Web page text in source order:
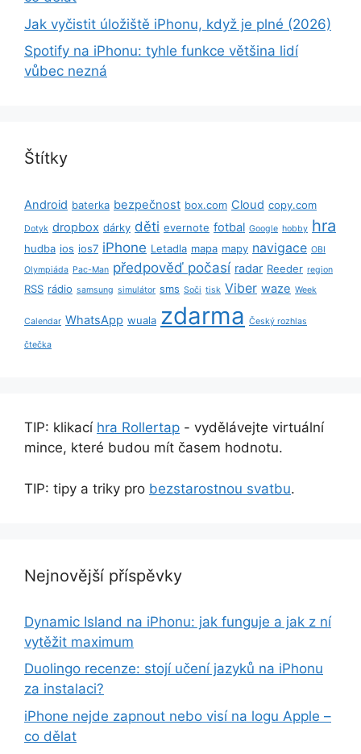
Jak vyčistit úložiště iPhonu, když je plné (2026)
Spotify na iPhonu: tyhle funkce většina lidí
vůbec nezná
Štítky
Android baterka bezpečnost box.com Cloud copy.com
Dotyk dropbox dárky děti evernote fotbal Google hobby hra
hudba ios ios7 iPhone Letadla mapa mapy navigace OBI
Olympiáda Pac-Man předpověď počasí radar Reeder region
RSS rádio samsung simulátor sms Soči tisk Viber waze Week
Calendar WhatsApp wuala zdarma Český rozhlas
čtečka
TIP: klikací hra Rollertap - vydělávejte virtuální
mince, které budou mít časem hodnotu.
TIP: tipy a triky pro bezstarostnou svatbu.
Nejnovější příspěvky
Dynamic Island na iPhonu: jak funguje a jak z ní
vytěžit maximum
Duolingo recenze: stojí učení jazyků na iPhonu
za instalaci?
iPhone nejde zapnout nebo visí na logu Apple –
co dělat